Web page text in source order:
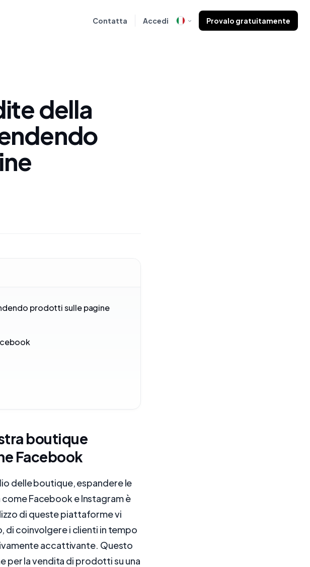
Contatta Accedi Provalo gratuitamente
della
prodotti sulle pagine
boutique
Facebook
delle boutique, espandere le
Facebook e Instagram è
di queste piattaforme vi
di coinvolgere i clienti in tempo
accattivante. Questo
per la vendita di prodotti su una